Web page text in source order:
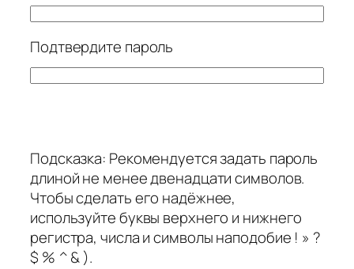
Подтвердите пароль
Подсказка: Рекомендуется задать пароль
длиной не менее двенадцати символов.
Чтобы сделать его надёжнее,
используйте буквы верхнего и нижнего
регистра, числа и символы наподобие ! » ?
$ % ^ & ).